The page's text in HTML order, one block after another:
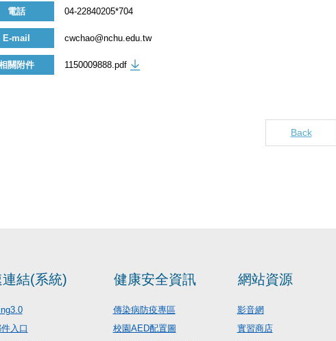
電話 04-22840205*704
E-mail cwchao@nchu.edu.tw
關附件 1150009888.pdf
Back
結(系統)
入口
健康安全資訊
傳染病防疫專區
校園AED配置圖
網站資源
影音網
實習商店